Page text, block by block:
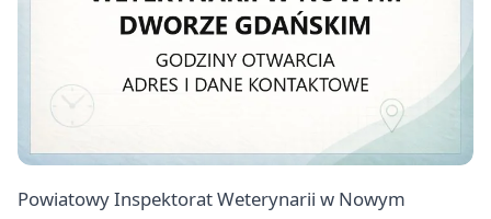
Powiatowy Inspektorat Weterynarii w Nowym